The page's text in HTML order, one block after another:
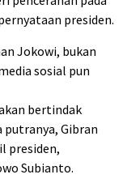
presiden.
Jokowi, bukan
sosial pun
bertindak
putranya, Gibran
presiden,
Subianto.